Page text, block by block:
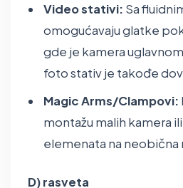
Video stativi: Sa
omogućavaju glatke
gde je kamera
foto stativ je takođe
Magic Arms/Clampovi:
montažu malih kamera
elemenata na neobična
D) rasveta